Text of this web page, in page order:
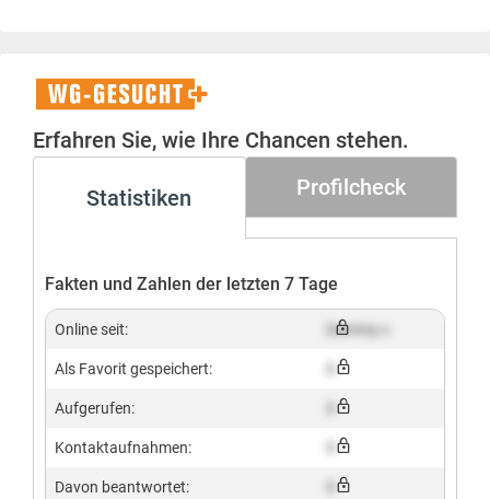
WG-
Gesucht+
Erfahren Sie, wie Ihre Chancen stehen.
Statistiken Profilcheck
Fakten und Zahlen der letzten 7 Tage
Online seit: Dummy x
Als Favorit gespeichert:
Aufgerufen:
Kontaktaufnahmen:
Davon beantwortet: